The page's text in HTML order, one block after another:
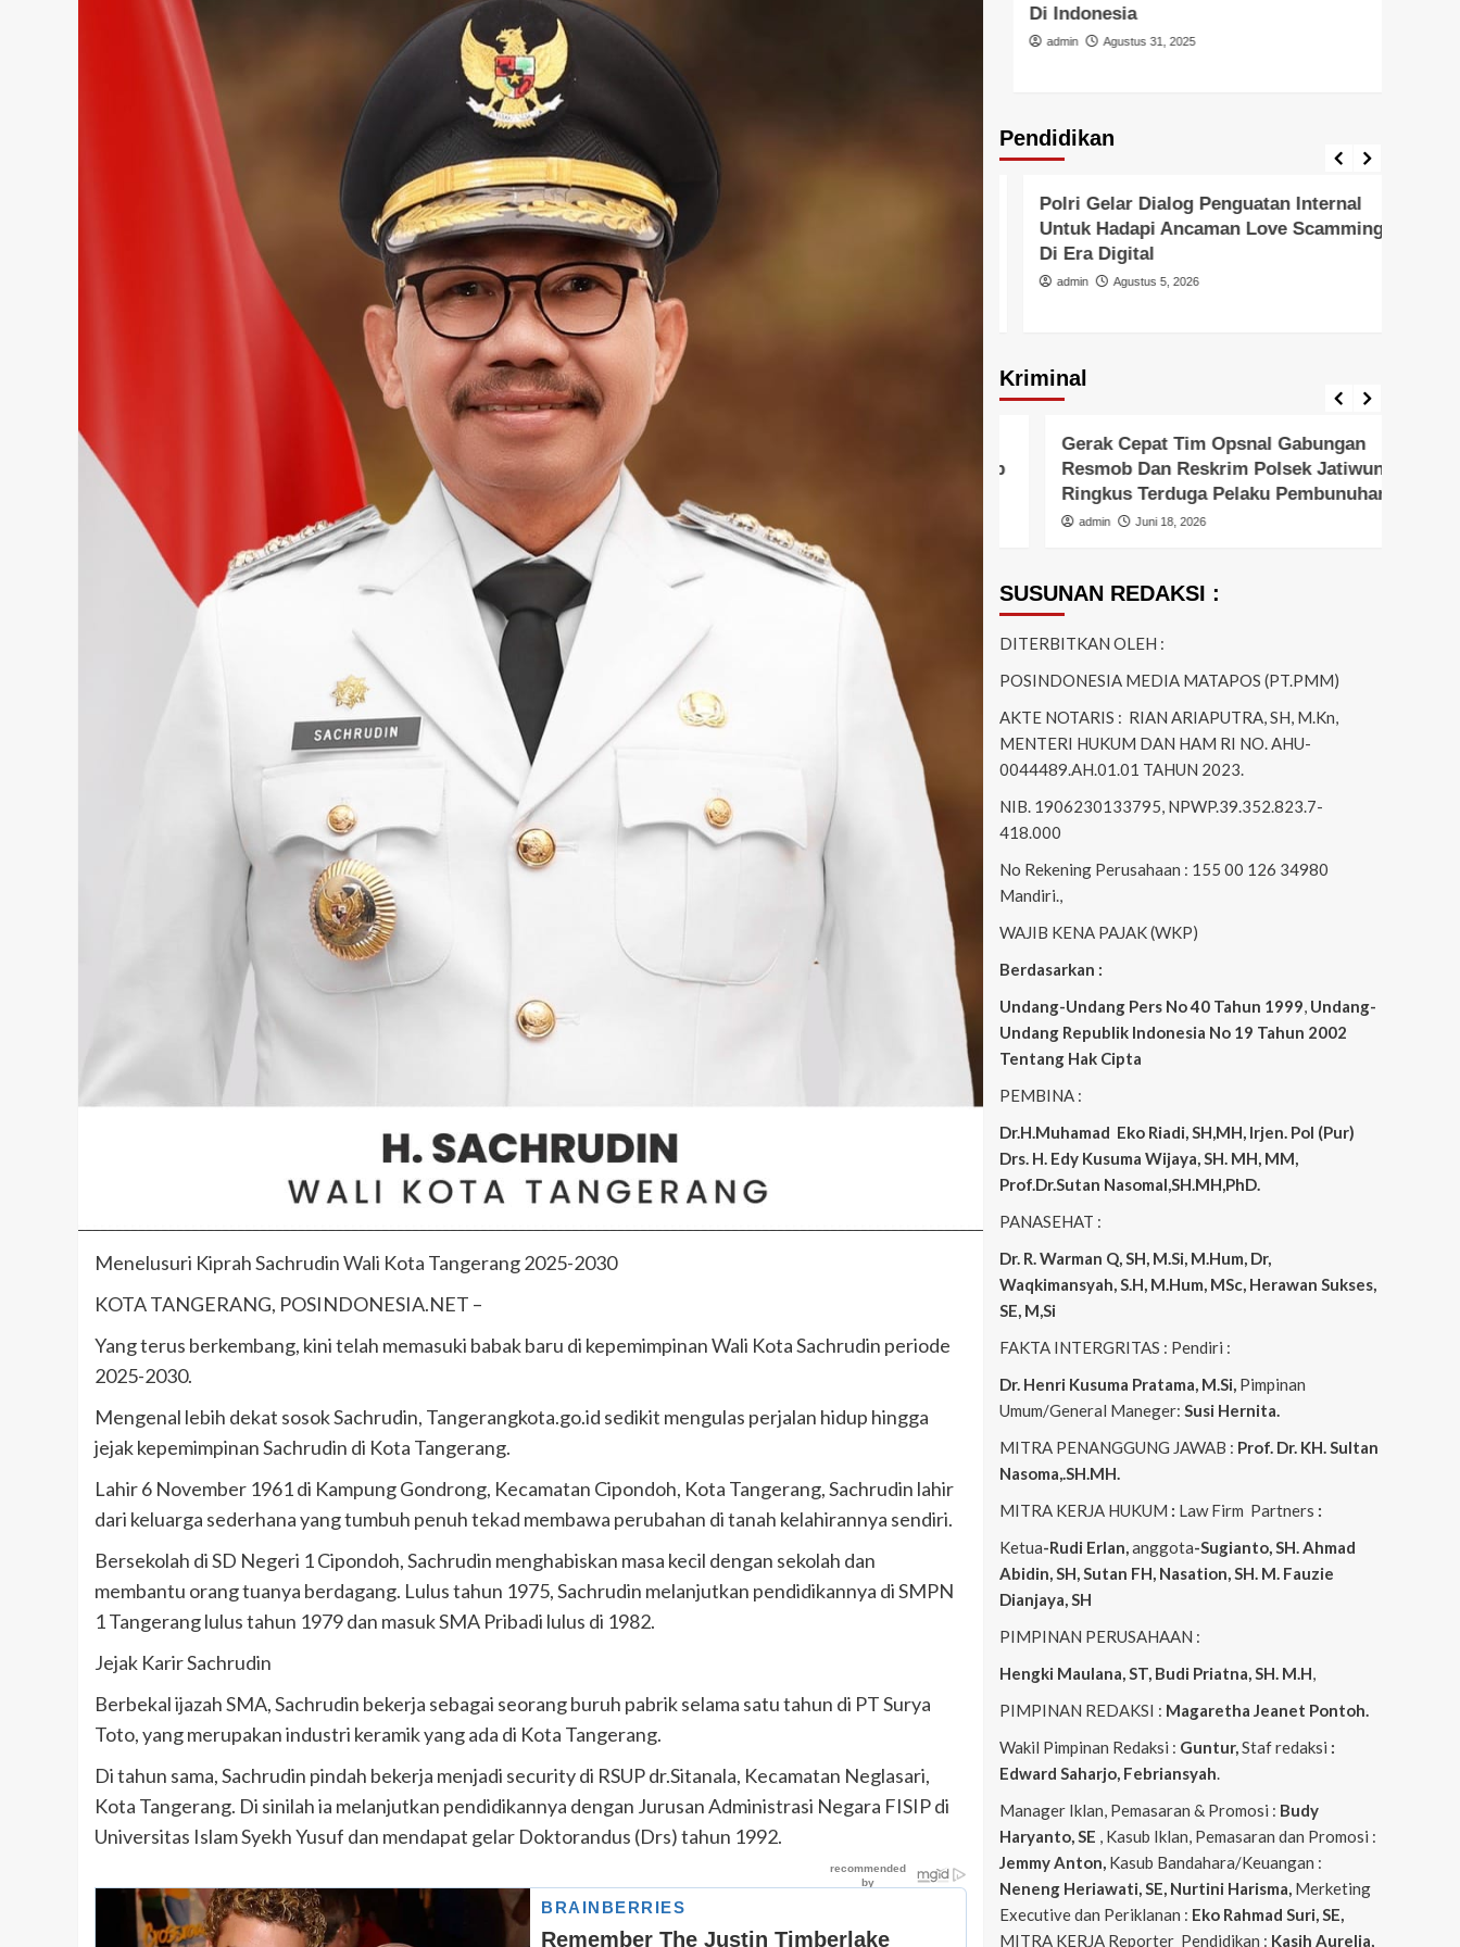
Menelusuri Kiprah Sachrudin Wali Kota Tangerang 2025-2030
KOTA TANGERANG, POSINDONESIA.NET –
Yang terus berkembang, kini telah memasuki babak baru di kepemimpinan Wali Kota Sachrudin periode
2025-2030.
Mengenal lebih dekat sosok Sachrudin, Tangerangkota.go.id sedikit mengulas perjalan hidup hingga
jejak kepemimpinan Sachrudin di Kota Tangerang.
Lahir 6 November 1961 di Kampung Gondrong, Kecamatan Cipondoh, Kota Tangerang, Sachrudin lahir
dari keluarga sederhana yang tumbuh penuh tekad membawa perubahan di tanah kelahirannya sendiri.
Bersekolah di SD Negeri 1 Cipondoh, Sachrudin menghabiskan masa kecil dengan sekolah dan
membantu orang tuanya berdagang. Lulus tahun 1975, Sachrudin melanjutkan pendidikannya di SMPN
1 Tangerang lulus tahun 1979 dan masuk SMA Pribadi lulus di 1982.
Jejak Karir Sachrudin
Berbekal ijazah SMA, Sachrudin bekerja sebagai seorang buruh pabrik selama satu tahun di PT Surya
Toto, yang merupakan industri keramik yang ada di Kota Tangerang.
Di tahun sama, Sachrudin pindah bekerja menjadi security di RSUP dr.Sitanala, Kecamatan Neglasari,
Kota Tangerang. Di sinilah ia melanjutkan pendidikannya dengan Jurusan Administrasi Negara FISIP di
Universitas Islam Syekh Yusuf dan mendapat gelar Doktorandus (Drs) tahun 1992.
Dalam Gerakan Nurani Bangsa Di
Rumah Griya Gusdur
admin
Di Indonesia
admin Agustus 31, 2025
Pendidikan
Pendidikan
DP3AP2KB Kota Tangerang Kolaborasi
Lintas Komunitas Harmoni Gerakan
Bersama,80 Guru SD Mengikuti
Pendidikan
Polri Kerahkan 372 Taruna Akpol
Dampingi Siswa Di 73 Sekolah Rakyat
Bersama Taruna TNI
admin
Pendidikan
Polri Gelar Dialog Penguatan Internal
Untuk Hadapi Ancaman Love Scamming
Di Era Digital
admin Agustus 5, 2026
Kriminal
Kriminal
Warga diduga di tabrak mobil sampah,
terjatuh di truk lalu di sengat kabil optic
meninggal di tempat.
Juni 11, 2025
Berita Polisi
Diduga Kejam Dan Sadis Oknum
Pegawai PPPK Lakukan KDRT Terhadap
Istri Bertahun-tahun
admin Agustus 4, 2026
Berita Polisi
Gerak Cepat Tim Opsnal Gabungan
Resmob Dan Reskrim Polsek Jatiwung
Ringkus Terduga Pelaku Pembunuhan
admin Juni 18, 2026
SUSUNAN REDAKSI :
DITERBITKAN OLEH :
POSINDONESIA MEDIA MATAPOS (PT.PMM)
AKTE NOTARIS : RIAN ARIAPUTRA, SH, M.Kn,
MENTERI HUKUM DAN HAM RI NO. AHU-
0044489.AH.01.01 TAHUN 2023.
NIB. 1906230133795, NPWP.39.352.823.7-
418.000
No Rekening Perusahaan : 155 00 126 34980
Mandiri.,
WAJIB KENA PAJAK (WKP)
Berdasarkan :
Undang-Undang Pers No 40 Tahun 1999, Undang-
Undang Republik Indonesia No 19 Tahun 2002
Tentang Hak Cipta
PEMBINA :
Dr.H.Muhamad Eko Riadi, SH,MH, Irjen. Pol (Pur)
Drs. H. Edy Kusuma Wijaya, SH. MH, MM,
Prof.Dr.Sutan Nasomal,SH.MH,PhD.
PANASEHAT :
Dr. R. Warman Q, SH, M.Si, M.Hum, Dr,
Waqkimansyah, S.H, M.Hum, MSc, Herawan Sukses,
SE, M,Si
FAKTA INTERGRITAS : Pendiri :
Dr. Henri Kusuma Pratama, M.Si, Pimpinan
Umum/General Maneger: Susi Hernita.
MITRA PENANGGUNG JAWAB : Prof. Dr. KH. Sultan
Nasoma,.SH.MH.
MITRA KERJA HUKUM : Law Firm Partners :
Ketua-Rudi Erlan,anggota-Sugianto, SH. Ahmad
Abidin, SH, Sutan FH, Nasation, SH. M. Fauzie
Dianjaya, SH
PIMPINAN PERUSAHAAN :
Hengki Maulana, ST, Budi Priatna, SH. M.H,
PIMPINAN REDAKSI : Magaretha Jeanet Pontoh.
Wakil Pimpinan Redaksi : Guntur,Staf redaksi :
Edward Saharjo, Febriansyah.
Manager Iklan, Pemasaran & Promosi : Budy
Haryanto, SE , Kasub Iklan, Pemasaran dan Promosi :
Jemmy Anton, Kasub Bandahara/Keuangan :
Neneng Heriawati, SE, Nurtini Harisma, Merketing
Executive dan Periklanan : Eko Rahmad Suri, SE,
MITRA KERJA Reporter Pendidikan : Kasih Aurelia,